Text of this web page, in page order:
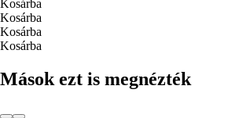
Kosárba
Kosárba
Kosárba
Kosárba
Mások ezt is megnézték